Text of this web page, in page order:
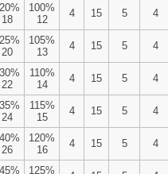
18
100%
12
4 15 5 4
20
105%
13
4 15 5 4
22
110%
14
4 15 5 4
24
115%
15
4 15 5 4
26
120%
16
4 15 5 4
125%